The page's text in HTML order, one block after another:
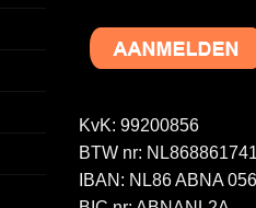
kan
gekozen
op
KvK: 99200856
BTW nr:
IBAN: NL86 ABNA